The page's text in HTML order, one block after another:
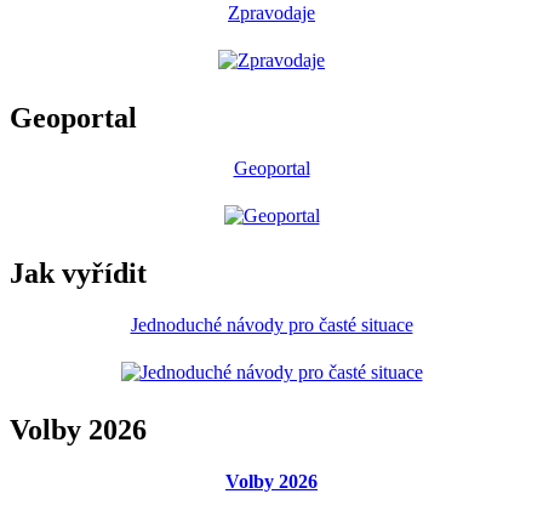
Zpravodaje
Geoportal
Geoportal
Jak vyřídit
Jednoduché návody pro časté situace
Volby 2026
Volby 2026